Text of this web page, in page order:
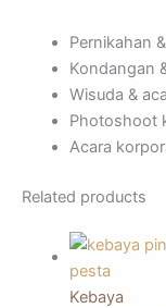
Pernikahan
Kondangan
Wisuda &
Photoshoot
Acara
Related products
Kebaya